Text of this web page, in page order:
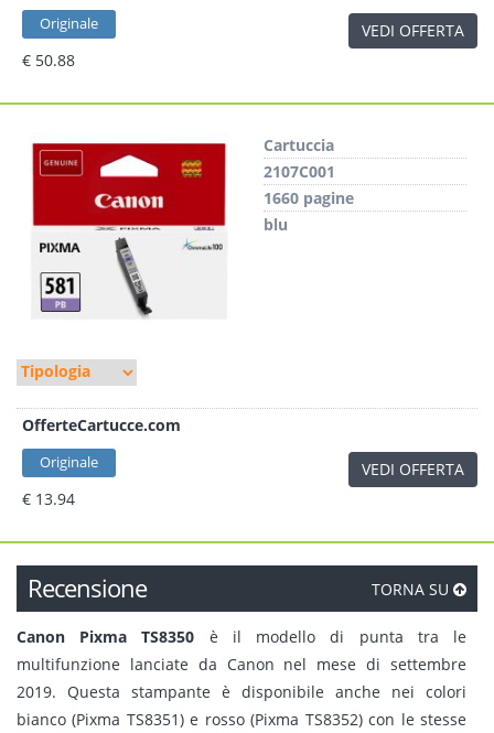
Originale
€ 50.88
VEDI OFFERTA
Cartuccia
2107C001
1660 pagine
blu
OfferteCartucce.com
Originale
€ 13.94
VEDI OFFERTA
Recensione TORNA SU
Canon Pixma TS8350 è il modello di punta tra le
multifunzione lanciate da Canon nel mese di settembre
2019. Questa stampante è disponibile anche nei colori
bianco (Pixma TS8351) e rosso (Pixma TS8352) con le stesse